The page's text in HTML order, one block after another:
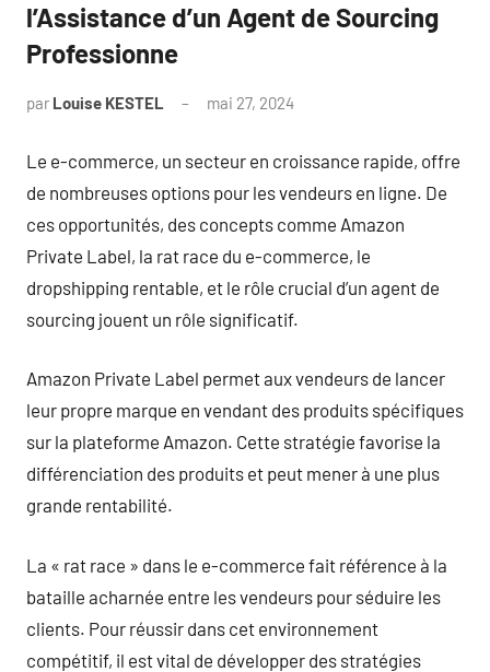
l’Assistance d’un Agent de Sourcing
Professionne
par Louise KESTEL mai 27, 2024
Le e-commerce, un secteur en croissance rapide, offre
de nombreuses options pour les vendeurs en ligne. De
ces opportunités, des concepts comme Amazon
Private Label, la rat race du e-commerce, le
dropshipping rentable, et le rôle crucial d’un agent de
sourcing jouent un rôle significatif.
Amazon Private Label permet aux vendeurs de lancer
leur propre marque en vendant des produits spécifiques
sur la plateforme Amazon. Cette stratégie favorise la
différenciation des produits et peut mener à une plus
grande rentabilité.
La « rat race » dans le e-commerce fait référence à la
bataille acharnée entre les vendeurs pour séduire les
clients. Pour réussir dans cet environnement
compétitif, il est vital de développer des stratégies